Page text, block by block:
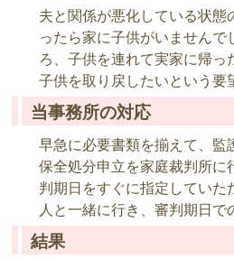
夫と関係が悪化している状態
ったら家に子供がいませんで
ろ、子供を連れて実家に帰っ
子供を取り戻したいという要
当事務所の対応
早急に必要書類を揃えて、監
保全処分申立を家庭裁判所に
判期日をすぐに指定していた
人と一緒に行き、審判期日で
結果